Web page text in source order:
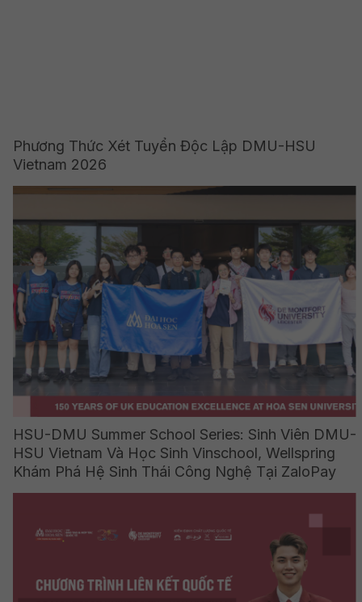
Phương Thức Xét Tuyển Độc Lập DMU-HSU
Vietnam 2026
HSU-DMU Summer School Series: Sinh Viên DMU-
HSU Vietnam Và Học Sinh Vinschool, Wellspring
Khám Phá Hệ Sinh Thái Công Nghệ Tại ZaloPay